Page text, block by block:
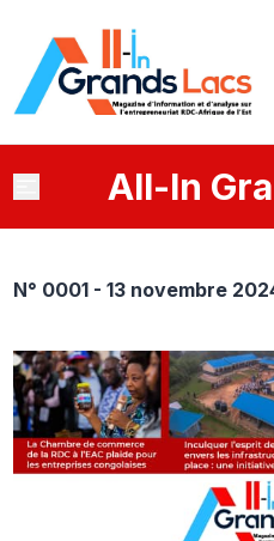
All-In
N° 0001 - 13 novembre